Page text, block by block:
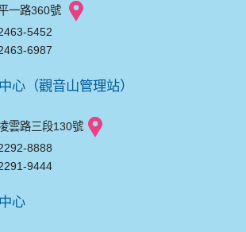
一路360號
5452
6987
心（觀音山管理站）
雲路三段130號
8888
9444
心